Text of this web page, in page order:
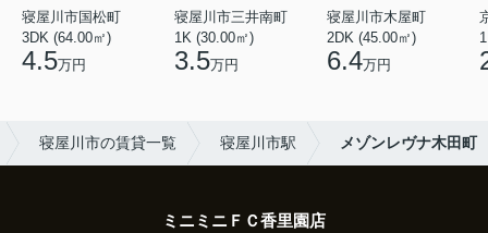
寝屋川市国松町
3DK (64.00㎡)
4.5万円
寝屋川市三井南町
1K (30.00㎡)
3.5万円
寝屋川市木屋町
2DK (45.00㎡)
6.4万円
寝屋川市の賃貸一覧 寝屋川市駅 メゾンレヴナ木田町
ミニミニＦＣ香里園店